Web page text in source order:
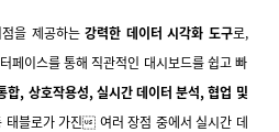
을 제공하는 강력한 데이터 시각화 도구로,
이스를 통해 직관적인 대시보드를 쉽고 빠
합, 상호작용성, 실시간 데이터 분석, 협업 및
태블로가 가진 여러 장점 중에서 실시간 데